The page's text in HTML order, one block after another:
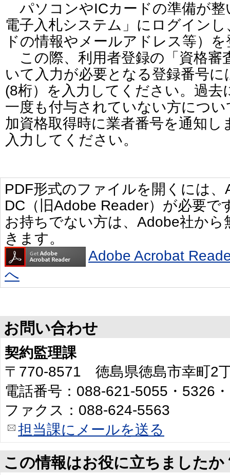
パソコンやICカードの準備が整
電子入札システム」にログイン
ドの情報やメールアドレス等）
この際、利用者登録の「資格審
いて入力が必要となる登録番号
(8桁）を入力してください。過去
一度も付与されていない方につ
加資格取得時に業者番号を通知
入力してください。
PDF形式のファイルを開くには
DC（旧Adobe Reader）が必要で
お持ちでない方は、Adobe社か
きます。
Adobe Acrobat
へ
お問い合わせ
契約監理課
〒770-8571 徳島県徳島市幸町2
電話番号：088-621-5055・5326
ファクス：088-624-5563
担当課にメールを送る
この情報はお役に立ちましたか